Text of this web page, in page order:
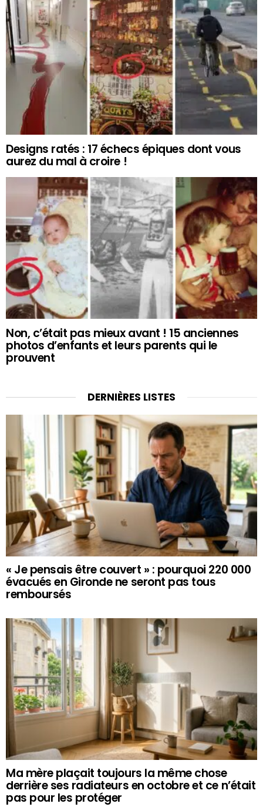
Designs ratés : 17 échecs épiques dont vous
aurez du mal à croire !
Non, c’était pas mieux avant ! 15 anciennes
photos d’enfants et leurs parents qui le
prouvent
DERNIÈRES LISTES
« Je pensais être couvert » : pourquoi 220 000
évacués en Gironde ne seront pas tous
remboursés
Ma mère plaçait toujours la même chose
derrière ses radiateurs en octobre et ce n’était
pas pour les protéger